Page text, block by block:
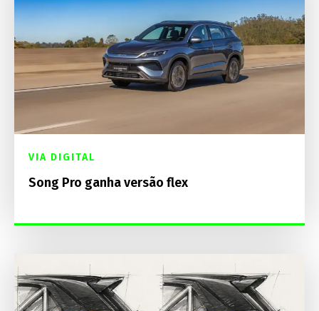
VIA DIGITAL
Song Pro ganha versão flex